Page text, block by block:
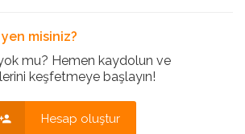
misiniz?
mu? Hemen kaydolun ve
keşfetmeye başlayın!
Hesap oluştur